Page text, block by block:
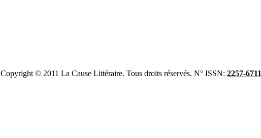
Copyright © 2011 La Cause Littéraire. Tous droits réservés. N° ISSN: 2257-6711